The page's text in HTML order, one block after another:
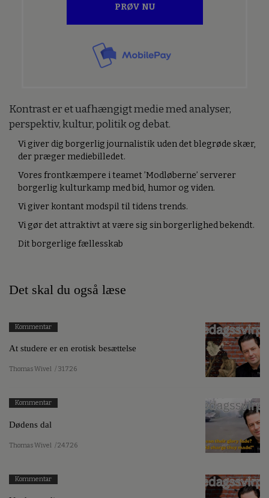
PRØV NU
Kontrast er et uafhængigt medie med analyser,
perspektiv, kultur, politik og debat.
Vi giver dig borgerlig journalistik uden det blegrøde skær,
der præger mediebilledet.
Vores frontkæmpere i teamet ’Modløberne’ serverer
borgerlig kulturkamp med bid, humor og viden.
Vi giver kontant modspil til tidens trends.
Vi gør det attraktivt at være sig sin borgerlighed bekendt.
Dit borgerlige fællesskab
Det skal du også læse
Kommentar
At studere er en erotisk besættelse
Thomas Wivel / 31.7.26
Kommentar
Dødens dal
Thomas Wivel / 24.7.26
Kommentar